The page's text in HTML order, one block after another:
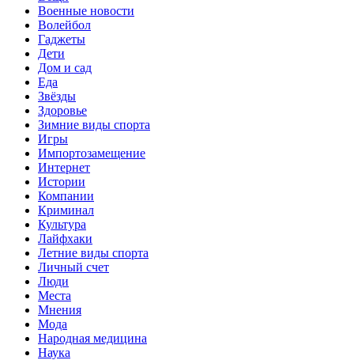
Военные новости
Волейбол
Гаджеты
Дети
Дом и сад
Еда
Звёзды
Здоровье
Зимние виды спорта
Игры
Импортозамещение
Интернет
Истории
Компании
Криминал
Культура
Лайфхаки
Летние виды спорта
Личный счет
Люди
Места
Мнения
Мода
Народная медицина
Наука